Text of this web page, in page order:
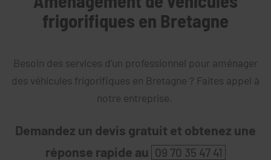
frigorifiques en Bretagne
Besoin des services d’un professionnel pour aménager
des véhicules frigorifiques en Bretagne ? Faites appel à
notre entreprise.
Demandez un devis gratuit et obtenez une
réponse rapide au 09 70 35 47 41